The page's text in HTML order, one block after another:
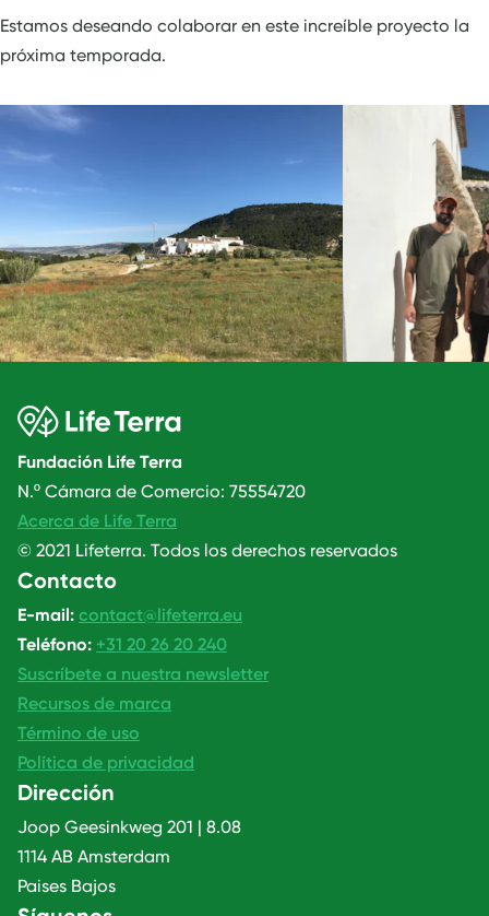
Estamos deseando colaborar en este increíble proyecto la
próxima temporada.
Fundación Life Terra
N.º Cámara de Comercio: 75554720
Acerca de Life Terra
© 2021 Lifeterra. Todos los derechos reservados
Contacto
E-mail: contact@lifeterra.eu
Teléfono: +31 20 26 20 240
Suscríbete a nuestra newsletter
Recursos de marca
Término de uso
Política de privacidad
Dirección
Joop Geesinkweg 201 | 8.08
1114 AB Amsterdam
Paises Bajos